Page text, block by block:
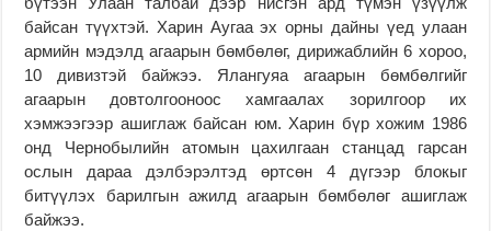
байсан түүхтэй. Харин Аугаа эх орны дайны үед улаан
армийн мэдэлд агаарын бөмбөлөг, дирижаблийн 6 хороо,
10 дивизтэй байжээ. Ялангуяа агаарын бөмбөлгийг
агаарын довтолгооноос хамгаалах зорилгоор их
хэмжээгээр ашиглаж байсан юм. Харин бүр хожим 1986
онд Чернобылийн атомын цахилгаан станцад гарсан
ослын дараа дэлбэрэлтэд өртсөн 4 дүгээр блокыг
битүүлэх барилгын ажилд агаарын бөмбөлөг ашиглаж
байжээ.